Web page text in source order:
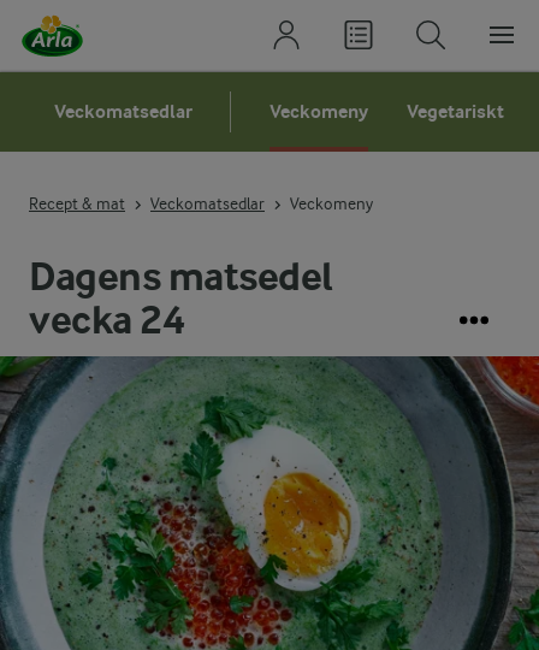
Veckomatsedlar Veckomeny Vegetariskt
Recept & mat Veckomatsedlar Veckomeny
Dagens matsedel
vecka 24